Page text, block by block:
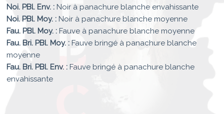
Noi. PBl. Env. : Noir à panachure blanche envahissante
Noi. PBl. Moy. : Noir à panachure blanche moyenne
Fau. PBl. Moy. : Fauve à panachure blanche moyenne
Fau. Bri. PBl. Moy. : Fauve bringé à panachure blanche
moyenne
Fau. Bri. PBl. Env. : Fauve bringé à panachure blanche
envahissante